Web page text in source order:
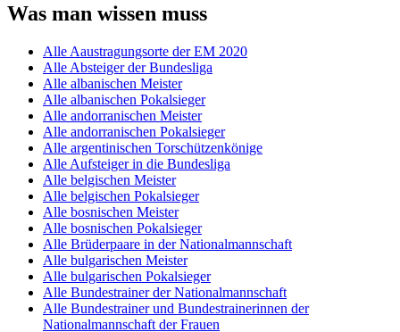
Was man wissen muss
Alle Aaustragungsorte der EM 2020
Alle Absteiger der Bundesliga
Alle albanischen Meister
Alle albanischen Pokalsieger
Alle andorranischen Meister
Alle andorranischen Pokalsieger
Alle argentinischen Torschützenkönige
Alle Aufsteiger in die Bundesliga
Alle belgischen Meister
Alle belgischen Pokalsieger
Alle bosnischen Meister
Alle bosnischen Pokalsieger
Alle Brüderpaare in der Nationalmannschaft
Alle bulgarischen Meister
Alle bulgarischen Pokalsieger
Alle Bundestrainer der Nationalmannschaft
Alle Bundestrainer und Bundestrainerinnen der
Nationalmannschaft der Frauen